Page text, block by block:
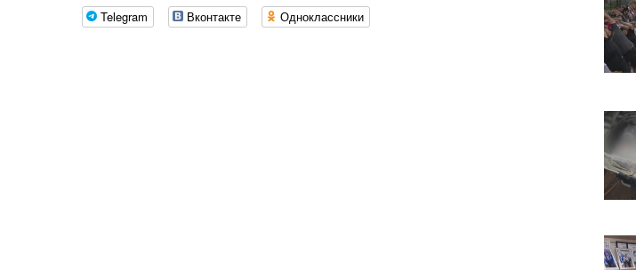
Telegram Вконтакте Одноклассники